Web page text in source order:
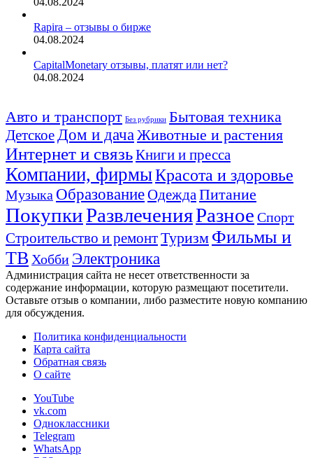
Rapira – отзывы о бирже
04.08.2024
CapitalMonetary отзывы, платят или нет?
04.08.2024
Авто и транспорт Без рубрики Бытовая техника
Детское Дом и дача Животные и растения
Интернет и связьКниги и пресса
Компании, фирмыКрасота и здоровье
Музыка ОбразованиеОдеждаПитание
ПокупкиРазвлеченияРазное Спорт
Строительство и ремонтТуризм Фильмы и
ТВ Хобби Электроника
Администрация сайта не несет ответственности за
содержание информации, которую размещают посетители.
Оставьте отзыв о компании, либо разместите новую компанию
для обсуждения.
Политика конфиденциальности
Карта сайта
Обратная связь
О сайте
YouTube
vk.com
Одноклассники
Telegram
WhatsApp